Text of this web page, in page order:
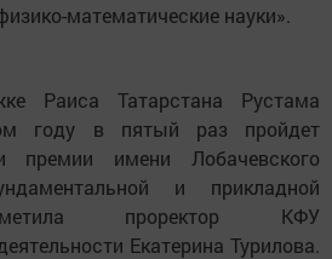
математические науки».
Раиса Татарстана Рустама
году в пятый раз пройдет
премии имени Лобачевского
и прикладной
проректор КФУ
Екатерина Турилова.